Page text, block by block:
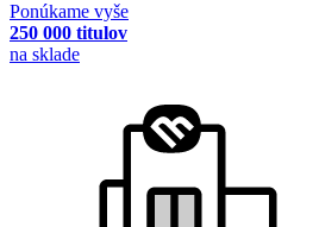
Ponúkame vyše
250 000 titulov
na sklade